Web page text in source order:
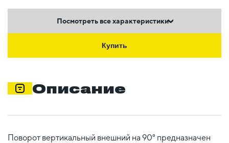
Посмотреть все характеристики
Купить
Описание
Поворот вертикальный внешний на 90° предназначен